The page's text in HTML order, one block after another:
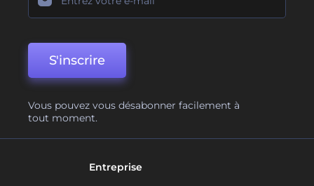
S'inscrire
Vous pouvez vous désabonner facilement à
tout moment.
Entreprise